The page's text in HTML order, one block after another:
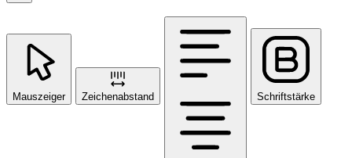
Mauszeiger Zeichenabstand Schriftstärke